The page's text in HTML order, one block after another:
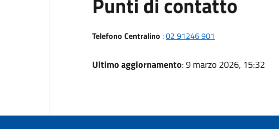
Telefono Centralino :02 91246 901
Ultimo aggiornamento: 9 marzo 2026, 15:32